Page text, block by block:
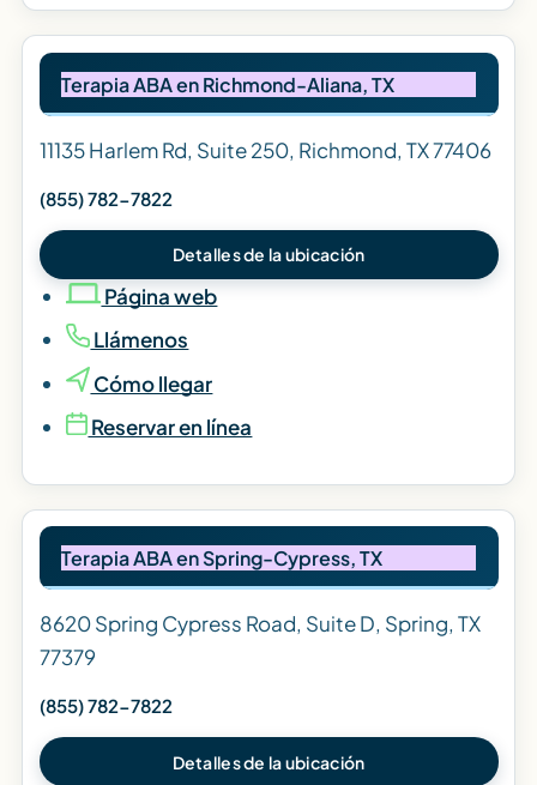
Terapia ABA en Richmond-Aliana, TX
11135 Harlem Rd, Suite 250, Richmond, TX 77406
(855) 782-7822
Detalles de la ubicación
Página web
Llámenos
Cómo llegar
Reservar en línea
Terapia ABA en Spring-Cypress, TX
8620 Spring Cypress Road, Suite D, Spring, TX
77379
(855) 782-7822
Detalles de la ubicación